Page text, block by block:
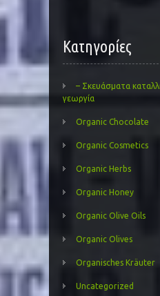
Kατηγορίες
– Σκευάσματα
γεωργία
Organic Chocolate
Organic Cosmetics
Organic Herbs
Organic Honey
Organic Olive Oils
Organic Olives
Organisches Kräuter
Uncategorized